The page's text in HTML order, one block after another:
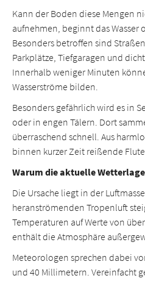
Kann der Boden diese Mengen
aufnehmen, beginnt das Wasser
Besonders betroffen sind
Parkplätze, Tiefgaragen und
Innerhalb weniger Minuten
Wasserströme bilden.
Besonders gefährlich wird es in
oder in engen Tälern. Dort
überraschend schnell. Aus
binnen kurzer Zeit reißende
Warum die aktuelle
Die Ursache liegt in der
heranströmenden Tropenluft
Temperaturen auf Werte von
enthält die Atmosphäre
Meteorologen sprechen dabei
und 40 Millimetern. Vereinfacht